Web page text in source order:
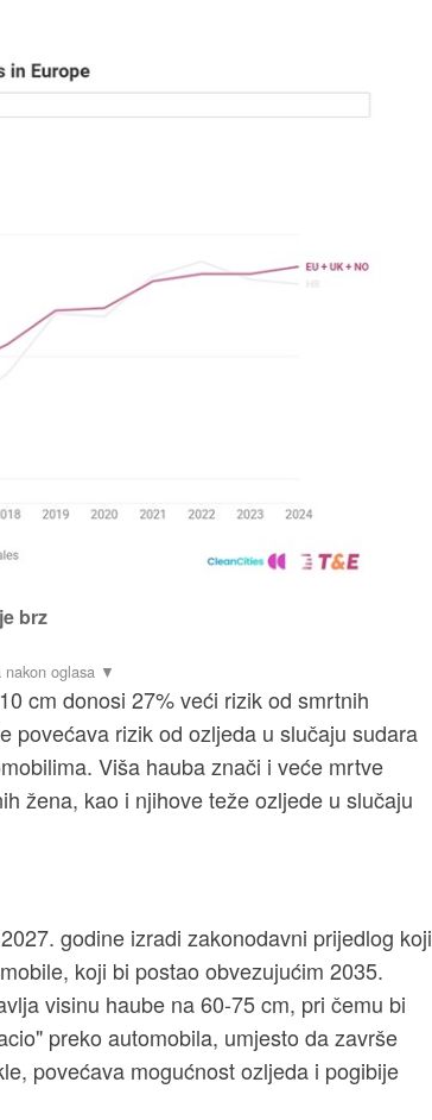
brz
cm donosi 27% veći rizik od smrtnih
povećava rizik od ozljeda u slučaju sudara
Viša hauba znači i veće mrtve
žena, kao i njihove teže ozljede u slučaju
godine izradi zakonodavni prijedlog koji
koji bi postao obvezujućim 2035.
visinu haube na 60-75 cm, pri čemu bi
preko automobila, umjesto da završe
povećava mogućnost ozljeda i pogibije